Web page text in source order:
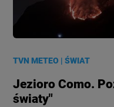
TVN METEO |ŚWIAT
Jezioro Como.
światy"